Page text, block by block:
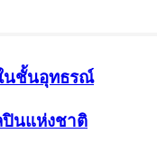
นชั้นอุทธรณ์
ปินแห่งชาติ